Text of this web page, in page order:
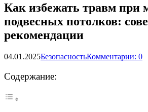
Как избежать травм при
подвесных потолков:
рекомендации
04.01.2025БезопасностьКомментарии: 0
Содержание: